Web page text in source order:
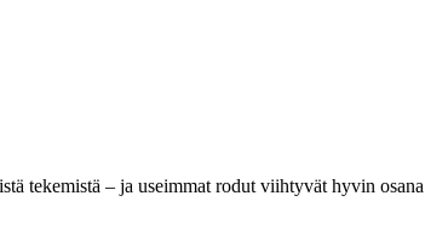
tekemistä – ja useimmat rodut viihtyvät hyvin